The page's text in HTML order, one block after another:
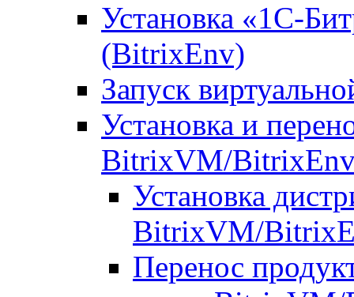
Установка «1С-
(BitrixEnv)
Запуск
Установка и
BitrixVM/
Установка
BitrixVM/
Перенос